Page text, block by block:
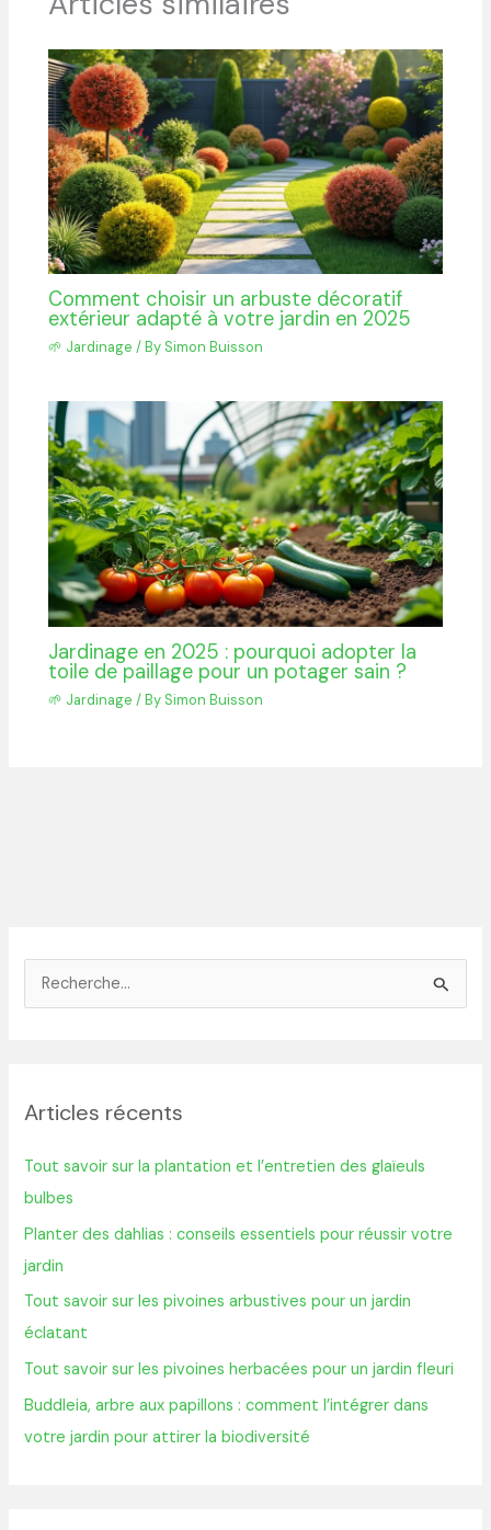
Comment choisir un arbuste décoratif
extérieur adapté à votre jardin en 2025
🌱 Jardinage / By Simon Buisson
Jardinage en 2025 : pourquoi adopter la
toile de paillage pour un potager sain ?
🌱 Jardinage / By Simon Buisson
e
c
h
e
r
:
Articles récents
Tout savoir sur la plantation et l’entretien des glaïeuls
bulbes
Planter des dahlias : conseils essentiels pour réussir votre
jardin
Tout savoir sur les pivoines arbustives pour un jardin
éclatant
Tout savoir sur les pivoines herbacées pour un jardin fleuri
Buddleia, arbre aux papillons : comment l’intégrer dans
votre jardin pour attirer la biodiversité